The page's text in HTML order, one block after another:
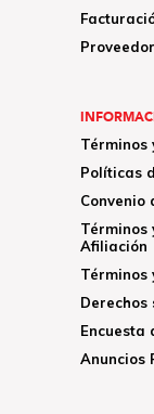
Términos
Políticas
Convenio
Términos
Afiliación
Términos
Encuesta
Anuncios